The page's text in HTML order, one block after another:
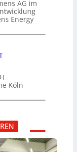
AG im
Energy
Köln